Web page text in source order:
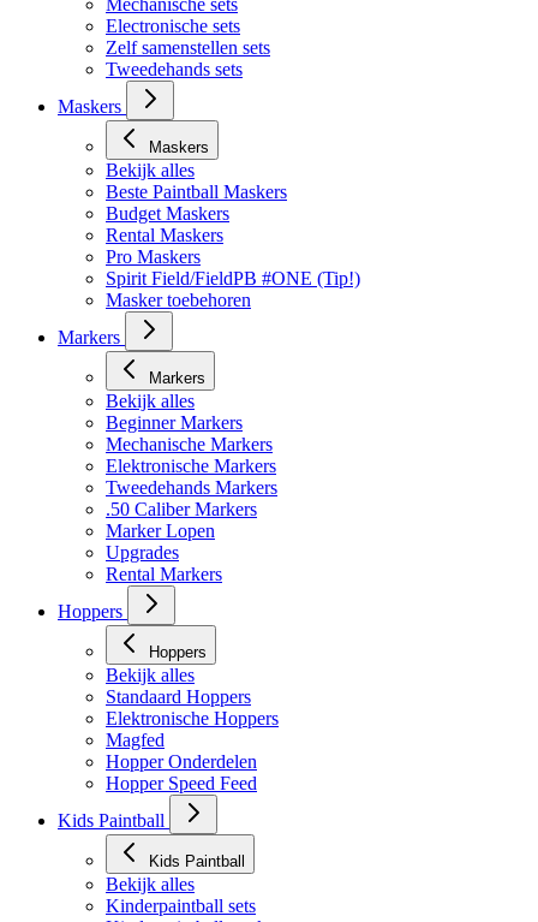
Bekijk alles
Mechanische sets
Electronische sets
Zelf samenstellen sets
Tweedehands sets
Maskers
Maskers
Bekijk alles
Beste Paintball Maskers
Budget Maskers
Rental Maskers
Pro Maskers
Spirit Field/FieldPB #ONE (Tip!)
Masker toebehoren
Markers
Markers
Bekijk alles
Beginner Markers
Mechanische Markers
Elektronische Markers
Tweedehands Markers
.50 Caliber Markers
Marker Lopen
Upgrades
Rental Markers
Hoppers
Hoppers
Bekijk alles
Standaard Hoppers
Elektronische Hoppers
Magfed
Hopper Onderdelen
Hopper Speed Feed
Kids Paintball
Kids Paintball
Bekijk alles